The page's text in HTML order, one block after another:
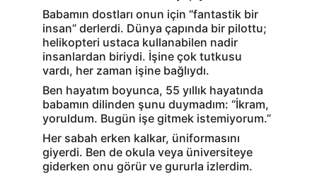
Babamın dostları onun için “fantastik bir
insan” derlerdi. Dünya çapında bir pilottu;
helikopteri ustaca kullanabilen nadir
insanlardan biriydi. İşine çok tutkusu
vardı, her zaman işine bağlıydı.
Ben hayatım boyunca, 55 yıllık hayatında
babamın dilinden şunu duymadım: “İkram,
yoruldum. Bugün işe gitmek istemiyorum.”
Her sabah erken kalkar, üniformasını
giyerdi. Ben de okula veya üniversiteye
giderken onu görür ve gururla izlerdim.